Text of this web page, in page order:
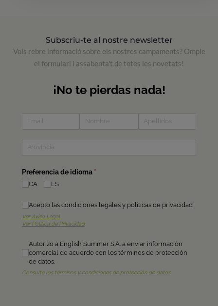
Subscriu-te al nostre newsletter
Vols rebre informació sobre els nostres campaments? Omple
el formulari i assabenta't de totes les novetats!